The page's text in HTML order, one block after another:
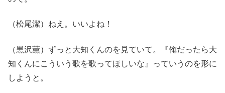
（松尾潔）ねえ。いいよね！
（黒沢薫）ずっと大知くんのを見ていて。『俺だったら大
知くんにこういう歌を歌ってほしいな』っていうのを形に
しようと。